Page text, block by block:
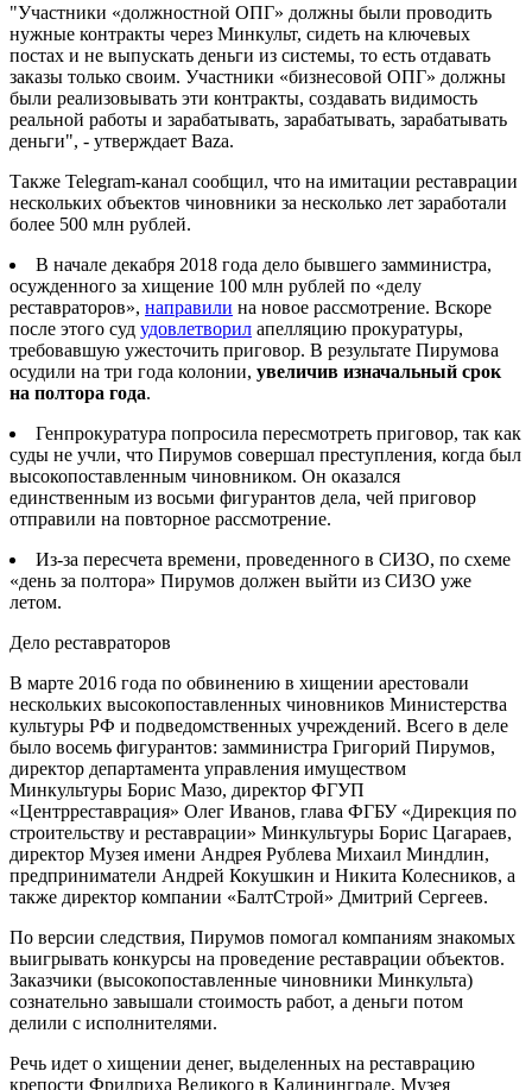
"Участники «должностной ОПГ» должны были проводить
нужные контракты через Минкульт, сидеть на ключевых
постах и не выпускать деньги из системы, то есть отдавать
заказы только своим. Участники «бизнесовой ОПГ» должны
были реализовывать эти контракты, создавать видимость
реальной работы и зарабатывать, зарабатывать, зарабатывать
деньги", - утверждает Baza.
Также Telegram-канал сообщил, что на имитации реставрации
нескольких объектов чиновники за несколько лет заработали
более 500 млн рублей.
В начале декабря 2018 года дело бывшего замминистра,
осужденного за хищение 100 млн рублей по «делу
реставраторов», направили на новое рассмотрение. Вскоре
после этого суд удовлетворил апелляцию прокуратуры,
требовавшую ужесточить приговор. В результате Пирумова
осудили на три года колонии, увеличив изначальный срок
на полтора года.
Генпрокуратура попросила пересмотреть приговор, так как
суды не учли, что Пирумов совершал преступления, когда был
высокопоставленным чиновником. Он оказался
единственным из восьми фигурантов дела, чей приговор
отправили на повторное рассмотрение.
Из-за пересчета времени, проведенного в СИЗО, по схеме
«день за полтора» Пирумов должен выйти из СИЗО уже
летом.
Дело реставраторов
В марте 2016 года по обвинению в хищении арестовали
нескольких высокопоставленных чиновников Министерства
культуры РФ и подведомственных учреждений. Всего в деле
было восемь фигурантов: замминистра Григорий Пирумов,
директор департамента управления имуществом
Минкультуры Борис Мазо, директор ФГУП
«Центрреставрация» Олег Иванов, глава ФГБУ «Дирекция по
строительству и реставрации» Минкультуры Борис Цагараев,
директор Музея имени Андрея Рублева Михаил Миндлин,
предприниматели Андрей Кокушкин и Никита Колесников, а
также директор компании «БалтСтрой» Дмитрий Сергеев.
По версии следствия, Пирумов помогал компаниям знакомых
выигрывать конкурсы на проведение реставрации объектов.
Заказчики (высокопоставленные чиновники Минкульта)
сознательно завышали стоимость работ, а деньги потом
делили с исполнителями.
Речь идет о хищении денег, выделенных на реставрацию
крепости Фридриха Великого в Калининграде, Музея